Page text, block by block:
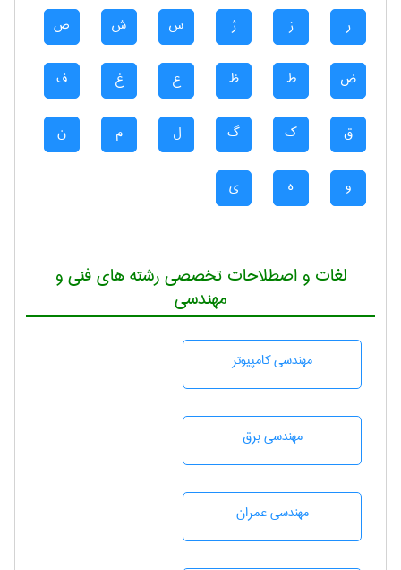
ر ز ژ س ش ص
ض ط ظ ع غ ف
ق ک گ ل م ن
و ه ی
لغات و اصطلاحات تخصصی رشته های فنی و
مهندسی
مهندسی كامپيوتر
مهندسی برق
مهندسی عمران